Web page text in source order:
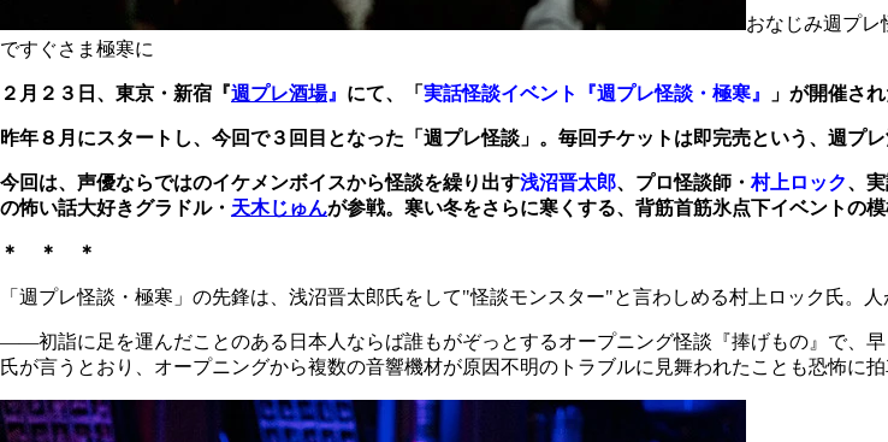
おなじみ週プレ
ですぐさま極寒に
２月２３日、東京・新宿『週プレ酒場』 にて、「 実話怪談イベント『週プレ怪談・極寒』 」が開催され
昨年８月にスタートし、今回で３回目となった「週プレ怪談」。毎回チケットは即完売という、週プ
今回は、声優ならではのイケメンボイスから怪談を繰り出す浅沼晋太郎、プロ怪談師・村上ロック、
の怖い話大好きグラドル・ 天木じゅんが参戦。寒い冬をさらに寒くする、背筋首筋氷点下イベントの模
＊ ＊ ＊
「週プレ怪談・極寒」の先鋒は、浅沼晋太郎氏をして"怪談モンスター"と言わしめる村上ロック氏。
――初詣に足を運んだことのある日本人ならば誰もがぞっとするオープニング怪談『捧げもの』で、
氏が言うとおり、オープニングから複数の音響機材が原因不明のトラブルに見舞われたことも恐怖に拍